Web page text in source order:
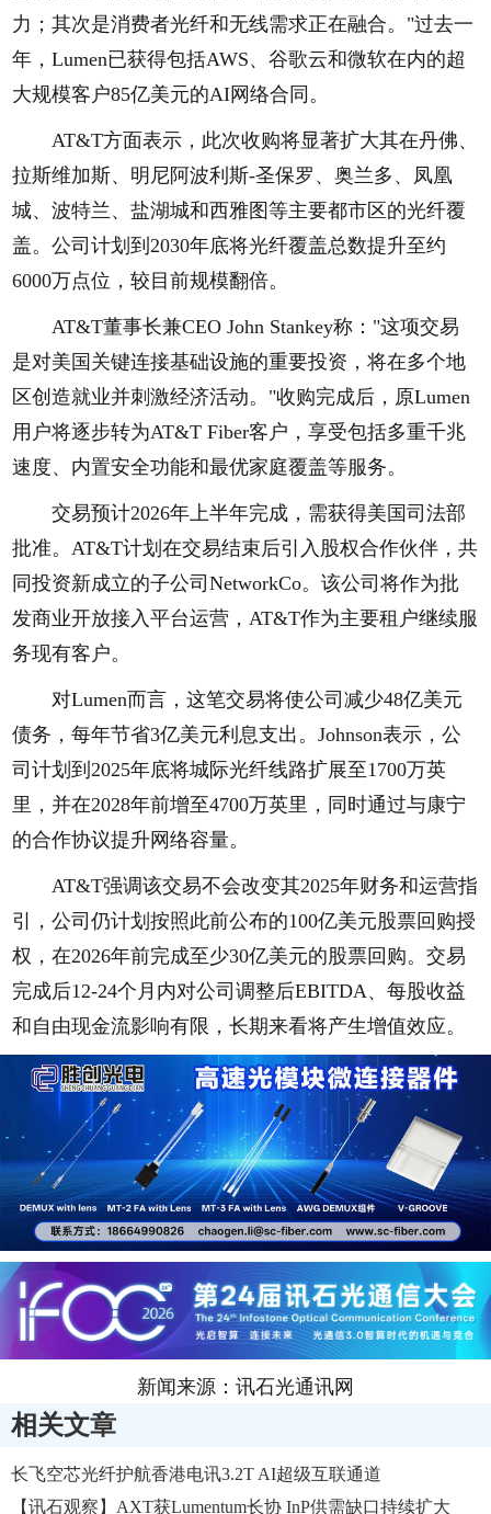
力；其次是消费者光纤和无线需求正在融合。"过去一
年，Lumen已获得包括AWS、谷歌云和微软在内的超
大规模客户85亿美元的AI网络合同。
AT&T方面表示，此次收购将显著扩大其在丹佛、
拉斯维加斯、明尼阿波利斯-圣保罗、奥兰多、凤凰
城、波特兰、盐湖城和西雅图等主要都市区的光纤覆
盖。公司计划到2030年底将光纤覆盖总数提升至约
6000万点位，较目前规模翻倍。
AT&T董事长兼CEO John Stankey称："这项交易
是对美国关键连接基础设施的重要投资，将在多个地
区创造就业并刺激经济活动。"收购完成后，原Lumen
用户将逐步转为AT&T Fiber客户，享受包括多重千兆
速度、内置安全功能和最优家庭覆盖等服务。
交易预计2026年上半年完成，需获得美国司法部
批准。AT&T计划在交易结束后引入股权合作伙伴，共
同投资新成立的子公司NetworkCo。该公司将作为批
发商业开放接入平台运营，AT&T作为主要租户继续服
务现有客户。
对Lumen而言，这笔交易将使公司减少48亿美元
债务，每年节省3亿美元利息支出。Johnson表示，公
司计划到2025年底将城际光纤线路扩展至1700万英
里，并在2028年前增至4700万英里，同时通过与康宁
的合作协议提升网络容量。
AT&T强调该交易不会改变其2025年财务和运营指
引，公司仍计划按照此前公布的100亿美元股票回购授
权，在2026年前完成至少30亿美元的股票回购。交易
完成后12-24个月内对公司调整后EBITDA、每股收益
和自由现金流影响有限，长期来看将产生增值效应。
新闻来源：讯石光通讯网
相关文章
长飞空芯光纤护航香港电讯3.2T AI超级互联通道
【讯石观察】AXT获Lumentum长协 InP供需缺口持续扩大